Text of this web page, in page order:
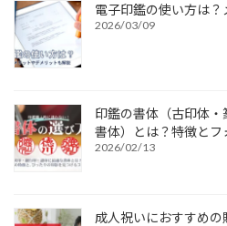
電子印鑑の使い方は
2026/03/09
印鑑の書体（古印体
書体）とは？特徴とフ
2026/02/13
成人祝いにおすすめ